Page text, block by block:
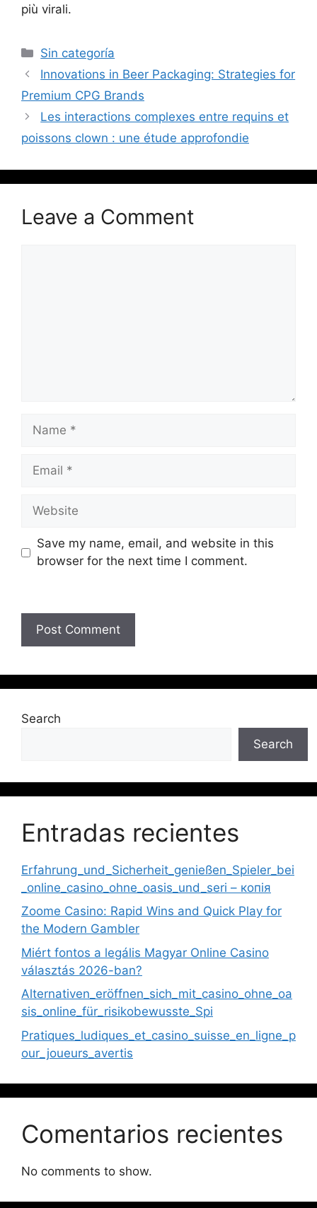
più virali.
Sin categoría
Innovations in Beer Packaging: Strategies for
Premium CPG Brands
Les interactions complexes entre requins et
poissons clown : une étude approfondie
Leave a Comment
Save my name, email, and website in this
browser for the next time I comment.
Search
Search
Entradas recientes
Erfahrung_und_Sicherheit_genießen_Spieler_bei
_online_casino_ohne_oasis_und_seri – копія
Zoome Casino: Rapid Wins and Quick Play for
the Modern Gambler
Miért fontos a legális Magyar Online Casino
választás 2026-ban?
Alternativen_eröffnen_sich_mit_casino_ohne_oa
sis_online_für_risikobewusste_Spi
Pratiques_ludiques_et_casino_suisse_en_ligne_p
our_joueurs_avertis
Comentarios recientes
No comments to show.